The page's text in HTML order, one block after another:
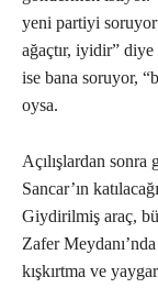
yeni partiyi
ağaçtır, iyidir”
ise bana soruyor,
oysa.
Açılışlardan
Sancar’ın
Giydirilmiş araç,
Zafer
kışkırtma ve